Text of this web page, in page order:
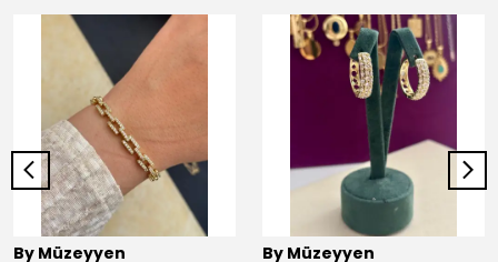
By Müzeyyen By Müzeyyen